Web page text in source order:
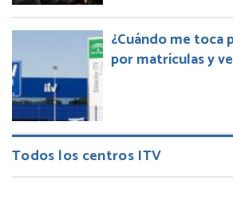
¿Cuándo me toca
por matrículas y
Todos los centros ITV